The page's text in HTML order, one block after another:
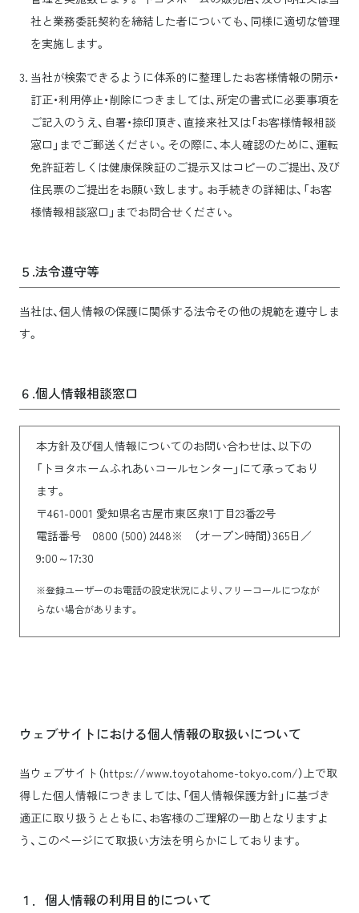
社と業務委託契約を締結した者についても、同様に適切な管理
を実施します。
当社が検索できるように体系的に整理したお客様情報の開示・
訂正・利用停止・削除につきましては、所定の書式に必要事項を
ご記入のうえ、自署・捺印頂き、直接来社又は「お客様情報相談
窓口」までご郵送ください。その際に、本人確認のために、運転
免許証若しくは健康保険証のご提示又はコピーのご提出、及び
住民票のご提出をお願い致します。お手続きの詳細は、「お客
様情報相談窓口」までお問合せください。
５.法令遵守等
当社は、個人情報の保護に関係する法令その他の規範を遵守しま
す。
６.個人情報相談窓口
本方針及び個人情報についてのお問い合わせは、以下の
「トヨタホームふれあいコールセンター」にて承っており
ます。
〒461-0001 愛知県名古屋市東区泉1丁目23番22号
電話番号 0800 (500) 2448※ （オープン時間）365日／
9:00～17:30
※登録ユーザーのお電話の設定状況により、フリーコールにつなが
らない場合があります。
ウェブサイトにおける個人情報の取扱いについて
当ウェブサイト（https://www.toyotahome-tokyo.com/）上で取
得した個人情報につきましては、「個人情報保護方針」に基づき
適正に取り扱うとともに、お客様のご理解の一助となりますよ
う、このページにて取扱い方法を明らかにしております。
１．個人情報の利用目的について